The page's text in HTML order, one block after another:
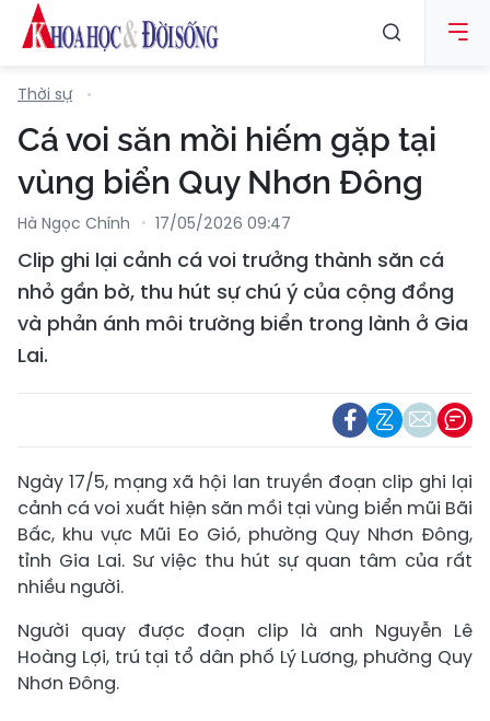
Thời sự
Cá voi săn mồi hiếm gặp tại
vùng biển Quy Nhơn Đông
Hà Ngọc Chính 17/05/2026 09:47
Clip ghi lại cảnh cá voi trưởng thành săn cá
nhỏ gần bờ, thu hút sự chú ý của cộng đồng
và phản ánh môi trường biển trong lành ở Gia
Lai.
Ngày 17/5, mạng xã hội lan truyền đoạn clip ghi lại
cảnh cá voi xuất hiện săn mồi tại vùng biển mũi Bãi
Bấc, khu vực Mũi Eo Gió, phường Quy Nhơn Đông,
tỉnh Gia Lai. Sư việc thu hút sự quan tâm của rất
nhiều người.
Người quay được đoạn clip là anh Nguyễn Lê
Hoàng Lợi, trú tại tổ dân phố Lý Lương, phường Quy
Nhơn Đông.